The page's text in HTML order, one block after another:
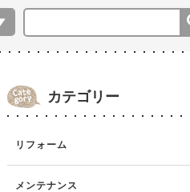
カテゴリー
リフォーム
メンテナンス